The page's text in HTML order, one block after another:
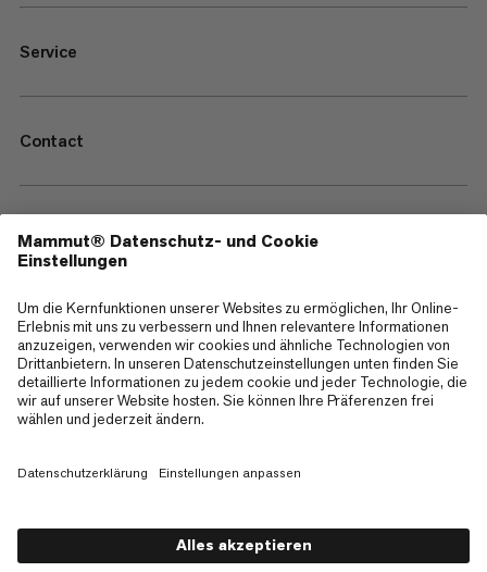
Service
Contact
—
Sitemap
Cookies
Impressum